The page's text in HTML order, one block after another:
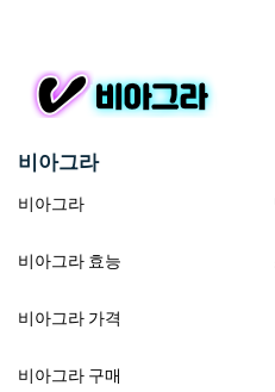
비아그라
비아그라
비아그라 효능
비아그라 가격
비아그라 구매